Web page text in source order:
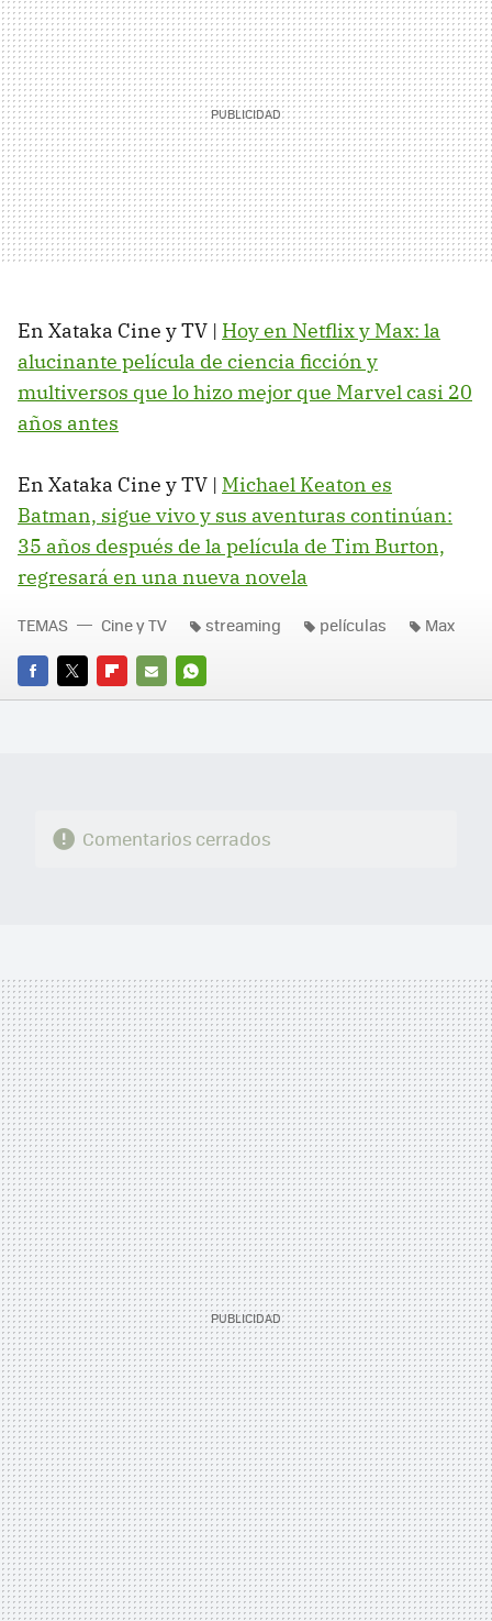
En Xataka Cine y TV | Hoy en Netflix y Max: la
alucinante película de ciencia ficción y
multiversos que lo hizo mejor que Marvel casi 20
años antes
En Xataka Cine y TV | Michael Keaton es
Batman, sigue vivo y sus aventuras continúan:
35 años después de la película de Tim Burton,
regresará en una nueva novela
FACEBOOK
TWITTERFLIPBOARD
E-
WHATSAPP
TEMAS Cine y TV streaming películas Max
Comentarios cerrados